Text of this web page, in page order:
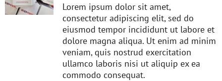
Lorem ipsum dolor sit amet,
consectetur adipiscing elit, sed do
eiusmod tempor incididunt ut labore et
dolore magna aliqua. Ut enim ad minim
veniam, quis nostrud exercitation
ullamco laboris nisi ut aliquip ex ea
commodo consequat.